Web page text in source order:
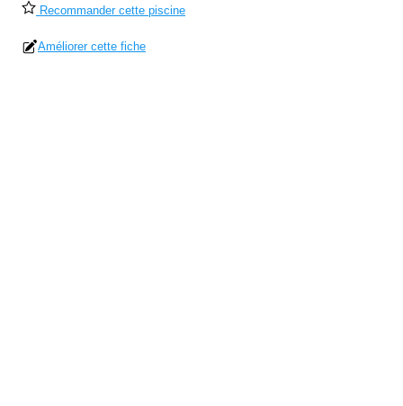
Recommander cette piscine
Améliorer cette fiche